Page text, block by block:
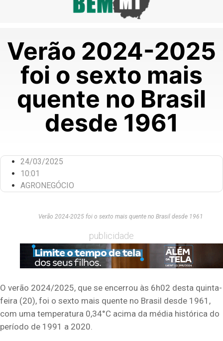
Verão 2024-2025
foi o sexto mais
quente no Brasil
desde 1961
24/03/2025
10:01
AGRONEGÓCIO
Verão 2024-2025 foi o sexto mais quente no Brasil desde 1961
publicidade
O verão 2024/2025, que se encerrou às 6h02 desta quinta-
feira (20), foi o sexto mais quente no Brasil desde 1961,
com uma temperatura 0,34°C acima da média histórica do
período de 1991 a 2020.